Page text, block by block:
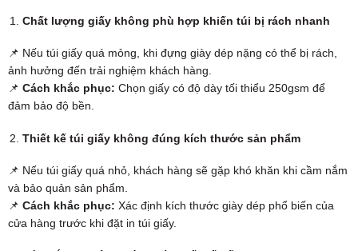
Chất lượng giấy không phù hợp khiến túi bị rách nhanh
📌 Nếu túi giấy quá mỏng, khi đựng giày dép nặng có thể bị rách,
ảnh hưởng đến trải nghiệm khách hàng.
📌 Cách khắc phục: Chọn giấy có độ dày tối thiểu 250gsm để
đảm bảo độ bền.
Thiết kế túi giấy không đúng kích thước sản phẩm
📌 Nếu túi giấy quá nhỏ, khách hàng sẽ gặp khó khăn khi cầm nắm
và bảo quản sản phẩm.
📌 Cách khắc phục: Xác định kích thước giày dép phổ biến của
cửa hàng trước khi đặt in túi giấy.